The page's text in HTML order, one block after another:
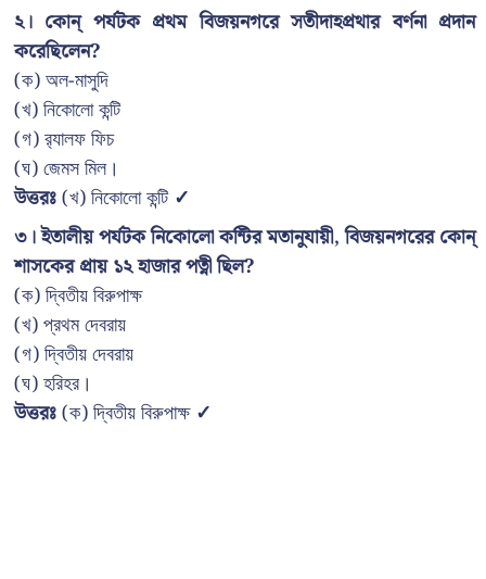
২। কোন্ পর্যটক প্রথম বিজয়নগরে সতীদাহপ্রথার বর্ণনা প্রদান
করেছিলেন?
(ক) অল-মাসুদি
(খ) নিকোলো কন্টি
(গ) র‍্যালফ ফিচ
(ঘ) জেমস মিল।
উত্তরঃ(খ) নিকোলো কন্টি ✓
৩। ইতালীয় পর্যটক নিকোলো কন্টির মতানুযায়ী, বিজয়নগরের কোন্
শাসকের প্রায় ১২ হাজার পত্নী ছিল?
(ক) দ্বিতীয় বিরুপাক্ষ
(খ) প্রথম দেবরায়
(গ) দ্বিতীয় দেবরায়
(ঘ) হরিহর।
উত্তরঃ(ক) দ্বিতীয় বিরুপাক্ষ ✓